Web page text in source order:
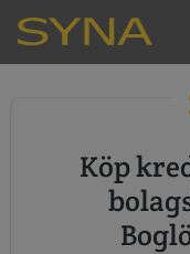
Köp kreditupplysning och